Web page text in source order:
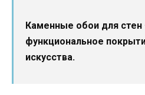
Каменные обои для стен
функциональное
искусства.